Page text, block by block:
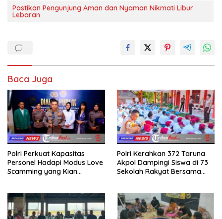
Pastikan Pengunjung Aman dan Nyaman Nikmati Libur
Lebaran
Baca Juga
Polri Perkuat Kapasitas
Personel Hadapi Modus Love
Scamming yang Kian
Polri Kerahkan 372 Taruna
Akpol Dampingi Siswa di 73
Sekolah Rakyat Bersama